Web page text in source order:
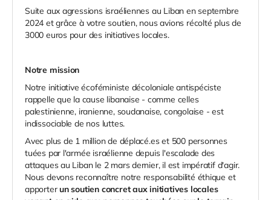
Suite aux agressions israéliennes au Liban en septembre
2024 et grâce à votre soutien, nous avions récolté plus de
3000 euros pour des initiatives locales.
Notre mission
Notre initiative écoféministe décoloniale antispéciste
rappelle que la cause libanaise - comme celles
palestinienne, iranienne, soudanaise, congolaise - est
indissociable de nos luttes.
Avec plus de 1 million de déplacé.es et 500 personnes
tuées par l'armée israélienne depuis l'escalade des
attaques au Liban le 2 mars dernier, il est impératif d'agir.
Nous devons reconnaître notre responsabilité éthique et
apporter un soutien concret aux initiatives locales